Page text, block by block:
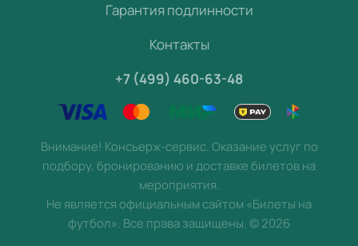
Гарантия подлинности
Контакты
+7 (499) 460-63-48
Внимание! Консьерж-сервис. Оказание услуг по
подбору, бронированию и доставке билетов на
мероприятия.
Не является официальным сайтом «Билеты на
футбол». Все права защищены.©2026